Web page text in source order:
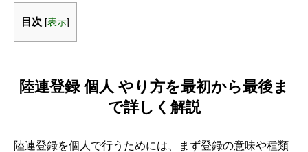
目次 [表示]
陸連登録 個人 やり方を最初から最後ま
で詳しく解説
陸連登録を個人で行うためには、まず登録の意味や種類